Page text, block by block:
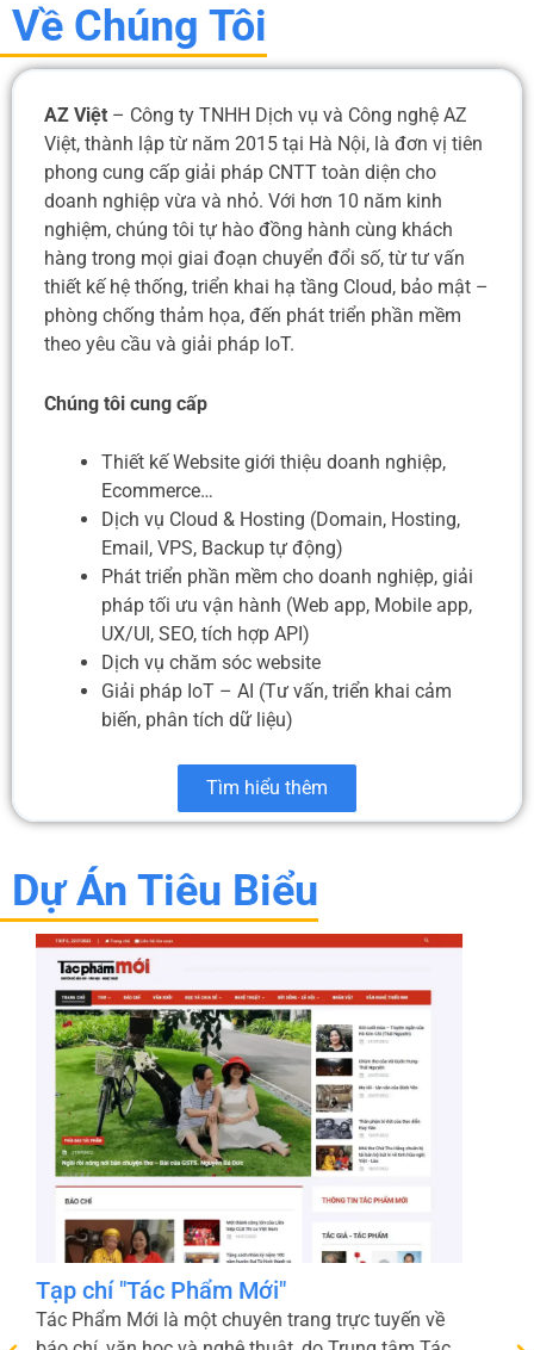
Về Chúng Tôi
AZ Việt – Công ty TNHH Dịch vụ và Công nghệ AZ
Việt, thành lập từ năm 2015 tại Hà Nội, là đơn vị tiên
phong cung cấp giải pháp CNTT toàn diện cho
doanh nghiệp vừa và nhỏ. Với hơn 10 năm kinh
nghiệm, chúng tôi tự hào đồng hành cùng khách
hàng trong mọi giai đoạn chuyển đổi số, từ tư vấn
thiết kế hệ thống, triển khai hạ tầng Cloud, bảo mật –
phòng chống thảm họa, đến phát triển phần mềm
theo yêu cầu và giải pháp IoT.
Chúng tôi cung cấp
Thiết kế Website giới thiệu doanh nghiệp,
Ecommerce…
Dịch vụ Cloud & Hosting (Domain, Hosting,
Email, VPS, Backup tự động)
Phát triển phần mềm cho doanh nghiệp, giải
pháp tối ưu vận hành (Web app, Mobile app,
UX/UI, SEO, tích hợp API)
Dịch vụ chăm sóc website
Giải pháp IoT – AI (Tư vấn, triển khai cảm
biến, phân tích dữ liệu)
Tìm hiểu thêm
Dự Án Tiêu Biểu
Bao Bì Xanh - Micopak
Micopak.vn là website chính thức của Công ty Cổ
phần Micopak – thành viên của HLC Việt Nam –
chuyên cung cấp các giải pháp bao bì giấy bền
vững như túi giấy, thanh nẹp góc, bao bì đóng
gói và bao bì thương mại điện tử. Trang chủ “Về
Micopak” giới thiệu tôn chỉ kết hợp công nghệ
hiện đại với tinh thần sáng tạo để tạo ra sản
phẩm chất lượng cao, đồng thời ưu tiên sử dụng
nguyên liệu thân thiện với môi trường và quy
trình sản xuất xanh Micopak.
Bên cạnh danh mục sản phẩm đa dạng, Micopak
còn nhấn mạnh các ưu điểm như giá thành cạnh